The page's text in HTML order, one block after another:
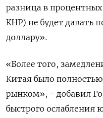
разница в
КНР) не будет давать
доллару».
«Более того,
Китая было
рынком», - добавил
быстрого ослабления